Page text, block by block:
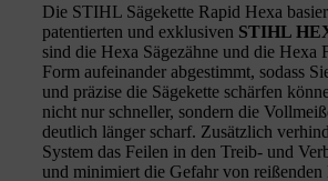
Die STIHL Sägekette Rapid Hexa
patentierten und exklusiven STIHL
sind die Hexa Sägezähne und die Hexa
Form aufeinander abgestimmt, sodass
und präzise die Sägekette schärfen
nicht nur schneller, sondern die
deutlich länger scharf. Zusätzlich
System das Feilen in den Treib- und
und minimiert die Gefahr von reißenden